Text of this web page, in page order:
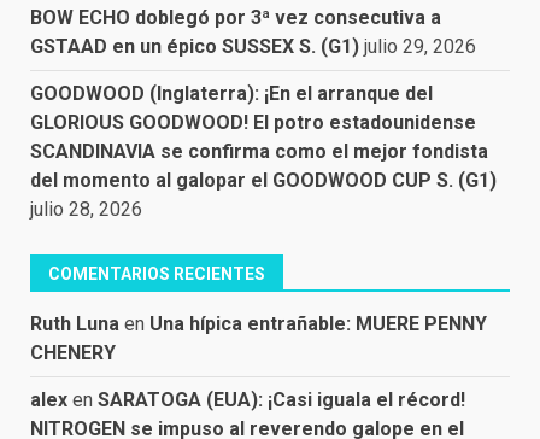
BOW ECHO doblegó por 3ª vez consecutiva a
GSTAAD en un épico SUSSEX S. (G1) julio 29, 2026
GOODWOOD (Inglaterra): ¡En el arranque del
GLORIOUS GOODWOOD! El potro estadounidense
SCANDINAVIA se confirma como el mejor fondista
del momento al galopar el GOODWOOD CUP S. (G1)
julio 28, 2026
COMENTARIOS RECIENTES
Ruth Luna en Una hípica entrañable: MUERE PENNY
CHENERY
alex en SARATOGA (EUA): ¡Casi iguala el récord!
NITROGEN se impuso al reverendo galope en el